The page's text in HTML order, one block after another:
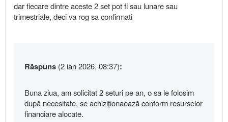
dar fiecare dintre aceste 2 set pot fi sau lunare sau
trimestriale, deci va rog sa confirmati
Răspuns (2 ian 2026, 08:37):
Buna ziua, am solicitat 2 seturi pe an, o sa le folosim
după necesitate, se achiziționaează conform resurselor
financiare alocate.